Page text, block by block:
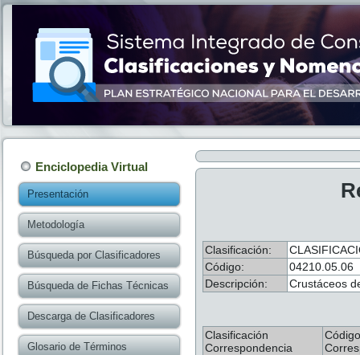
Enciclopedia Virtual
Presentación
Metodología
Búsqueda por Clasificadores
Búsqueda de Fichas Técnicas
Descarga de Clasificadores
Glosario de Términos
Clasificación:
Código:
04210.05.06
Descripción:
Crustáceos
Clasificación
Correspondencia
Código